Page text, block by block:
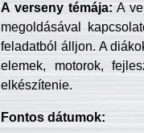
A verseny témája: A
megoldásával
feladatból álljon. A
elemek, motorok,
elkészítenie.
Fontos dátumok: